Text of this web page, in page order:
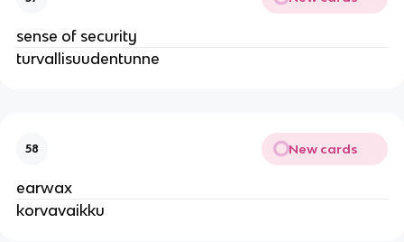
sense of security
turvallisuudentunne
58 New cards
earwax
korvavaikku